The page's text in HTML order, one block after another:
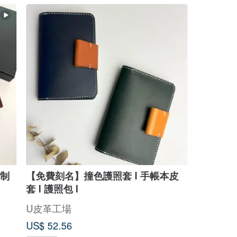
【免費刻名】撞色護照套 l 手帳本皮
套 l 護照包 l
U皮革工場
US$ 52.56